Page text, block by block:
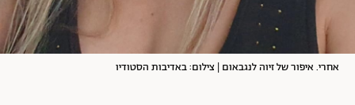
אחרי. איפור של זיוה לנגבאום | צילום: באדיבות הסטודיו